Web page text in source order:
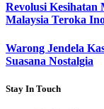
Revolusi
Malaysia Teroka
Warong Jendela
Suasana Nostalgia
Stay In Touch